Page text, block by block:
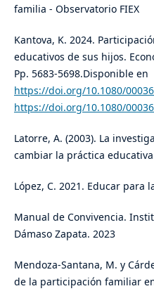
familia - Observatorio FIEX
Kantova, K. 2024.
educativos de sus hijos.
Pp. 5683-5698.Disponible en
https://doi.org/10.1080/
https://doi.org/10.1080/
Latorre, A. (2003). La
cambiar la práctica
López, C. 2021. Educar para
Manual de Convivencia.
Dámaso Zapata. 2023
Mendoza-Santana, M. y
de la participación familiar